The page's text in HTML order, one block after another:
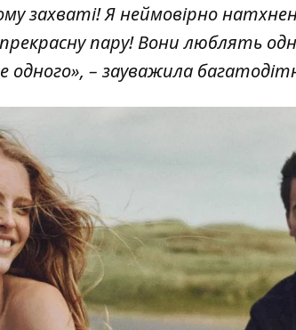
захваті! Я неймовірно
пару! Вони люблять
одного», – зауважила